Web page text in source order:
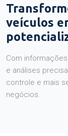
veículos
Com
e análises
controle e mais
negócios.